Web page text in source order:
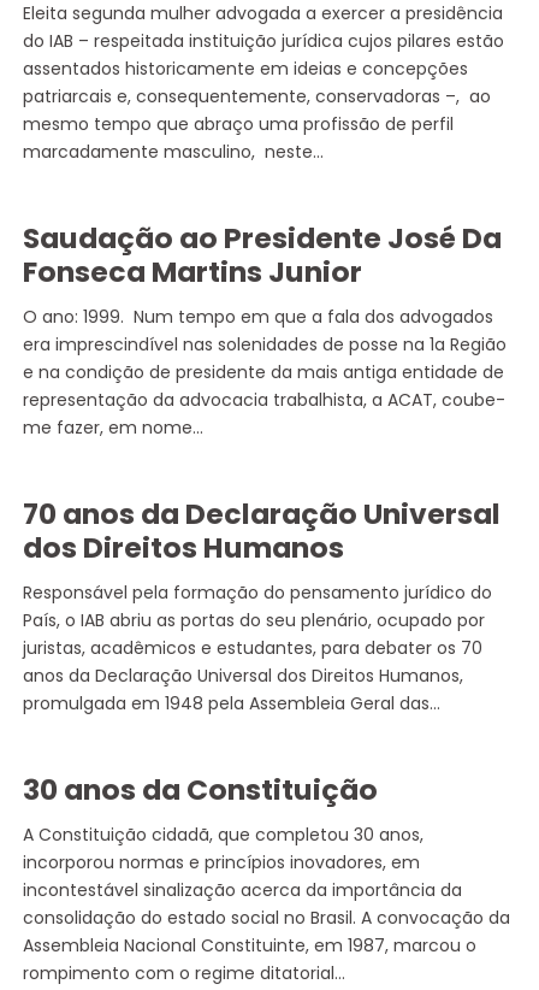
Eleita segunda mulher advogada a exercer a presidência
do IAB – respeitada instituição jurídica cujos pilares estão
assentados historicamente em ideias e concepções
patriarcais e, consequentemente, conservadoras –, ao
mesmo tempo que abraço uma profissão de perfil
marcadamente masculino, neste…
Saudação ao Presidente José Da
Fonseca Martins Junior
O ano: 1999. Num tempo em que a fala dos advogados
era imprescindível nas solenidades de posse na 1a Região
e na condição de presidente da mais antiga entidade de
representação da advocacia trabalhista, a ACAT, coube-
me fazer, em nome…
70 anos da Declaração Universal
dos Direitos Humanos
Responsável pela formação do pensamento jurídico do
País, o IAB abriu as portas do seu plenário, ocupado por
juristas, acadêmicos e estudantes, para debater os 70
anos da Declaração Universal dos Direitos Humanos,
promulgada em 1948 pela Assembleia Geral das…
30 anos da Constituição
A Constituição cidadã, que completou 30 anos,
incorporou normas e princípios inovadores, em
incontestável sinalização acerca da importância da
consolidação do estado social no Brasil. A convocação da
Assembleia Nacional Constituinte, em 1987, marcou o
rompimento com o regime ditatorial…